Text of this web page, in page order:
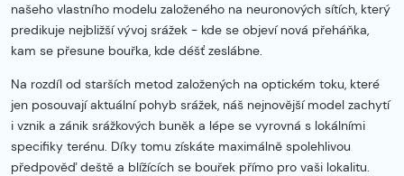
našeho vlastního modelu založeného na neuronových sítích, který
predikuje nejbližší vývoj srážek - kde se objeví nová přeháňka,
kam se přesune bouřka, kde déšť zeslábne.
Na rozdíl od starších metod založených na optickém toku, které
jen posouvají aktuální pohyb srážek, náš nejnovější model zachytí
i vznik a zánik srážkových buněk a lépe se vyrovná s lokálními
specifiky terénu. Díky tomu získáte maximálně spolehlivou
předpověď deště a blížících se bouřek přímo pro vaši lokalitu.